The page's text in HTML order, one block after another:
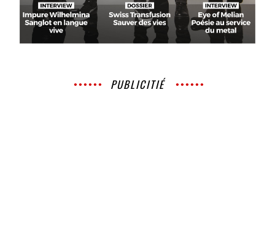
PUBLICITIÉ